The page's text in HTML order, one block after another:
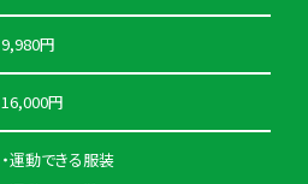
9,980円
16,000円
・運動できる服装